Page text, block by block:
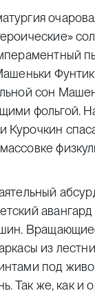
сон
фольгой.
из
под
Так же, как